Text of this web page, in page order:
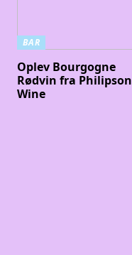
BAR
Oplev Bourgogne
Rødvin fra Philipson
Wine